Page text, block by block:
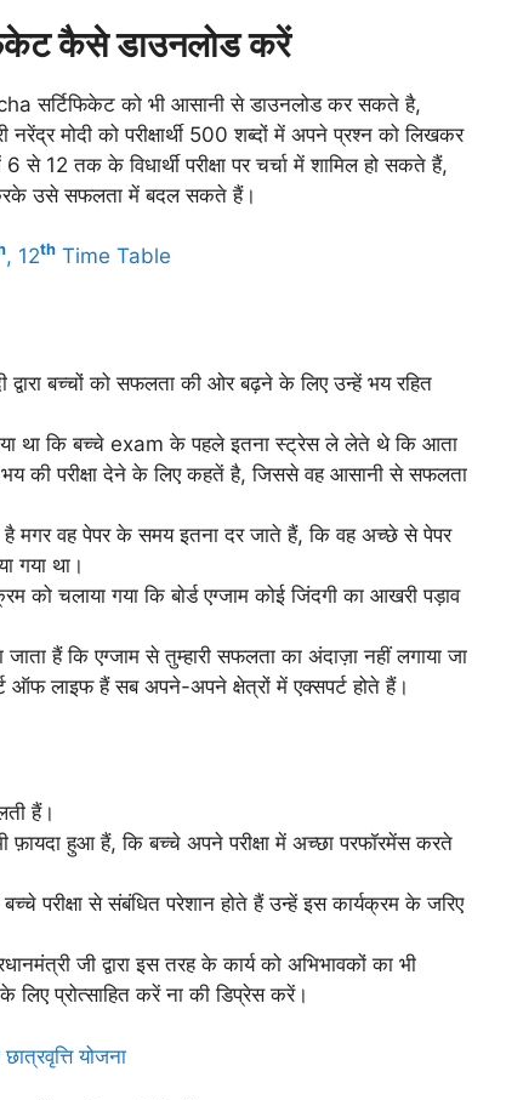
कैसे डाउनलोड करें
सर्टिफिकेट को भी आसानी से डाउनलोड कर सकते है,
मोदी को परीक्षार्थी 500 शब्दों में अपने प्रश्न को लिखकर
तक के विधार्थी परीक्षा पर चर्चा में शामिल हो सकते हैं,
करके उसे सफलता में बदल सकते हैं।
, 12th Time Table
बच्चों को सफलता की ओर बढ़ने के लिए उन्हें भय रहित
गया था कि बच्चे exam के पहले इतना स्ट्रेस ले लेते थे कि आता
की परीक्षा देने के लिए कहतें है, जिससे वह आसानी से सफलता
मगर वह पेपर के समय इतना दर जाते हैं, कि वह अच्छे से पेपर
गया था।
को चलाया गया कि बोर्ड एग्जाम कोई जिंदगी का आखरी पड़ाव
जाता हैं कि एग्जाम से तुम्हारी सफलता का अंदाज़ा नहीं लगाया जा
ऑफ लाइफ हैं सब अपने-अपने क्षेत्रों में एक्सपर्ट होते हैं।
हैं।
हुआ हैं, कि बच्चे अपने परीक्षा में अच्छा परफॉरमेंस करते
परीक्षा से संबंधित परेशान होते हैं उन्हें इस कार्यक्रम के जरिए
जी द्वारा इस तरह के कार्य को अभिभावकों का भी
प्रोत्साहित करें ना की डिप्रेस करें।
योजना